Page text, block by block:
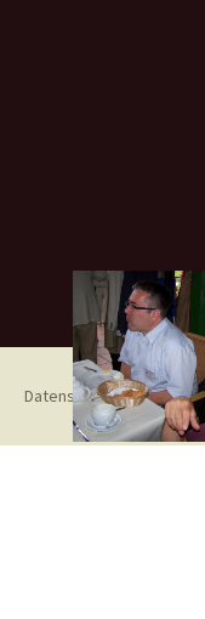
Datenschutzerklärung